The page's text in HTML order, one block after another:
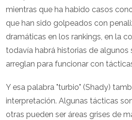
mientras que ha habido casos
que han sido golpeados con
dramáticas en los rankings, en la
todavía habrá historias de algunos
arreglan para funcionar con
Y esa palabra "turbio" (Shady)
interpretación. Algunas tácticas
otras pueden ser áreas grises de